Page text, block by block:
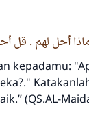
أحل لهم . قل
kepadamu:
(QS.AL-
Rasulullah ﷺ bersabda
mendapatkan
yang